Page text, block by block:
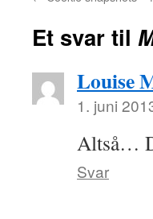
Et svar til
Louise
1. juni
Altså…
Svar